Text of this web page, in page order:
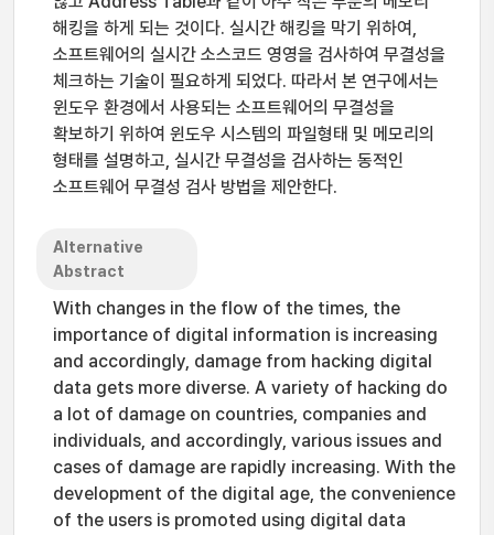
해킹을 하게 되는 것이다. 실시간 해킹을 막기 위하여,
소프트웨어의 실시간 소스코드 영영을 검사하여 무결성을
체크하는 기술이 필요하게 되었다. 따라서 본 연구에서는
윈도우 환경에서 사용되는 소프트웨어의 무결성을
확보하기 위하여 윈도우 시스템의 파일형태 및 메모리의
형태를 설명하고, 실시간 무결성을 검사하는 동적인
소프트웨어 무결성 검사 방법을 제안한다.
Alternative
Abstract
With changes in the flow of the times, the
importance of digital information is increasing
and accordingly, damage from hacking digital
data gets more diverse. A variety of hacking do
a lot of damage on countries, companies and
individuals, and accordingly, various issues and
cases of damage are rapidly increasing. With the
development of the digital age, the convenience
of the users is promoted using digital data